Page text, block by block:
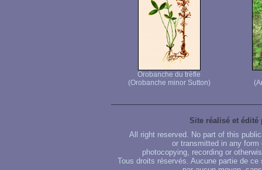
Orobanche du trèfle
(Orobanche minor Sutton)
Site réalisé et édité
All right reserved. No part of this
or transmitted in any
photocopying, recording or
Tous droits réservés. Aucune partie de